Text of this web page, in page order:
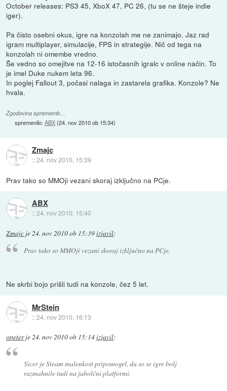
October releases: PS3 45, XboX 47, PC 26, (tu se ne šteje indie
iger).
Pa čisto osebni okus, igre na konzolah me ne zanimajo. Jaz rad
igram multiplayer, simulacije, FPS in strategije. Nič od tega na
konzolah ni omembe vredno.
Še vedno so omejitve na 12-16 istočasnih igralc v online način. To
je imel Duke nukem leta 96.
In poglej Fallout 3, počasi nalaga in zastarela grafika. Konzole? Ne
hvala.
Zgodovina sprememb…
spremenilo:ABX(24. nov 2010 ob 15:34)
Zmajc
::24. nov 2010, 15:39
Prav tako so MMOji vezani skoraj izključno na PCje.
ABX
::24. nov 2010, 15:40
Zmajc je24. nov 2010 ob 15:39izjavil:
Prav tako so MMOji vezani skoraj izključno na PCje.
Ne skrbi bojo prišli tudi na konzole, čez 5 let.
MrStein
::24. nov 2010, 16:13
opeterje24. nov 2010 ob 15:14izjavil:
Sicer je Steam malenkost pripomogel, da so se igre bolj
razmahnile tudi na jabolčni platformi.